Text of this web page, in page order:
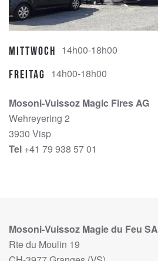
Mittwoch 14h00-18h00
Freitag 14h00-18h00
Mosoni-Vuissoz Magic Fires AG
Wehreyering 2
3930 Visp
Tel +41 79 938 57 01
Mosoni-Vuissoz Magie du Feu SA
Rte du Moulin 19